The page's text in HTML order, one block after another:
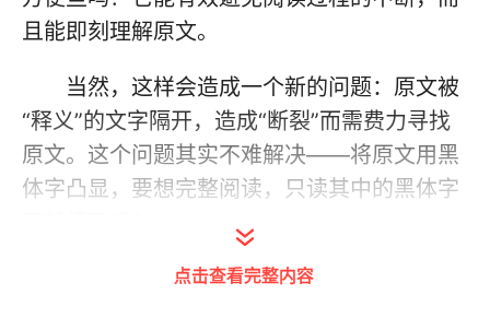
且能即刻理解原文。
当然，这样会造成一个新的问题：原文被
“释义”的文字隔开，造成“断裂”而需费力寻找
原文。这个问题其实不难解决——将原文用黑
体字凸显，要想完整阅读，只读其中的黑体字
因此，我们将相关词句的解释都紧列其
点击查看完整内容